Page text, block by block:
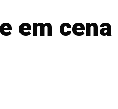
em cena